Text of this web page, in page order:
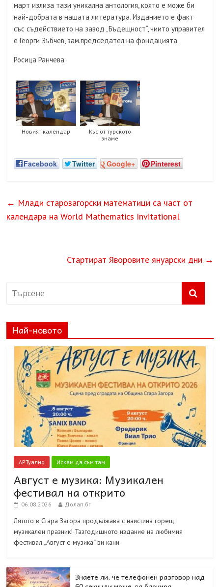
март излиза тази уникална антология, която е може би
най-добрата в нашата литература. Изданието е факт
със съдействието на завод „Бъдещност“, чиито управител
е Георги Зъбчев, зам.председател на фондацията.
Росица Ранчева
Новият календар
Къс от турското
знаме
Facebook Twitter Google+ Pinterest
← Млади старозагорски математици са част от
календара на World Mathematics Invitational
Стартират Яворовите януарски дни →
Най-новото
АРТуално Искам да съм там
Август е музика: Музикален
фестивал на открито
06.08.2026 Долап.бг
Лятото в Стара Загора продължава с наистина горещ
музикален празник! Тазгодишното издание на любимия
фестивал „Август е музика“ ви кани
Знаете ли, че телефонен разговор над